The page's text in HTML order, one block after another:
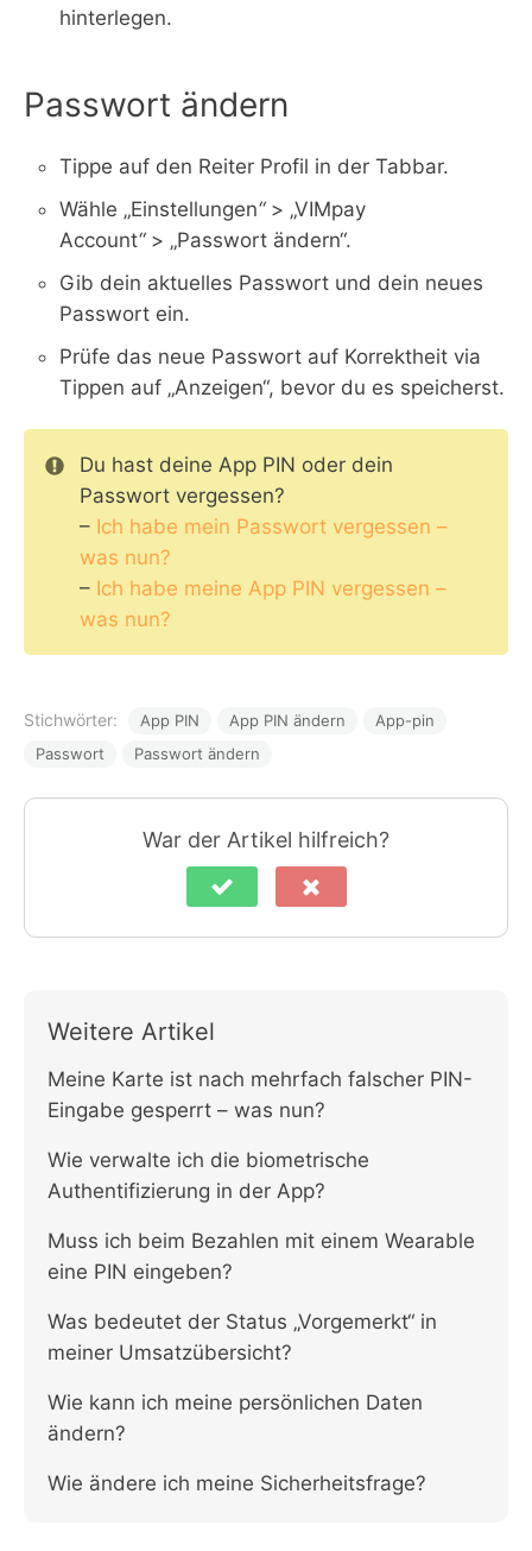
hinterlegen.
Passwort ändern
Tippe auf den Reiter Profil in der Tabbar.
Wähle „Einstellungen“> „VIMpay
Account“> „Passwort ändern“.
Gib dein aktuelles Passwort und dein neues
Passwort ein.
Prüfe das neue Passwort auf Korrektheit via
Tippen auf „Anzeigen“, bevor du es speicherst.
Du hast deine App PIN oder dein
Passwort vergessen?
– Ich habe mein Passwort vergessen –
was nun?
– Ich habe meine App PIN vergessen –
was nun?
Stichwörter: App PIN App PIN ändern
App-pin
Passwort
Passwort ändern
War der Artikel hilfreich?
Weitere Artikel
Meine Karte ist nach mehrfach falscher PIN-
Eingabe gesperrt – was nun?
Wie verwalte ich die biometrische
Authentifizierung in der App?
Muss ich beim Bezahlen mit einem Wearable
eine PIN eingeben?
Was bedeutet der Status „Vorgemerkt“ in
meiner Umsatzübersicht?
Wie kann ich meine persönlichen Daten
ändern?
Wie ändere ich meine Sicherheitsfrage?